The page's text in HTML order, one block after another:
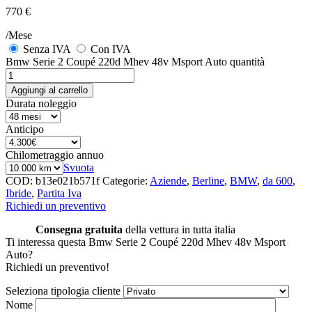
770 €
/Mese
Senza IVA
Con IVA
Bmw Serie 2 Coupé 220d Mhev 48v Msport Auto quantità
Aggiungi al carrello
Durata noleggio
Anticipo
Chilometraggio annuo
Svuota
COD: b13e021b571f Categorie: Aziende, Berline, BMW, da 600,
Ibride, Partita Iva
Richiedi un preventivo
Consegna gratuita della vettura in tutta italia
Ti interessa questa Bmw Serie 2 Coupé 220d Mhev 48v Msport
Auto?
Richiedi un preventivo!
Seleziona tipologia cliente
Nome